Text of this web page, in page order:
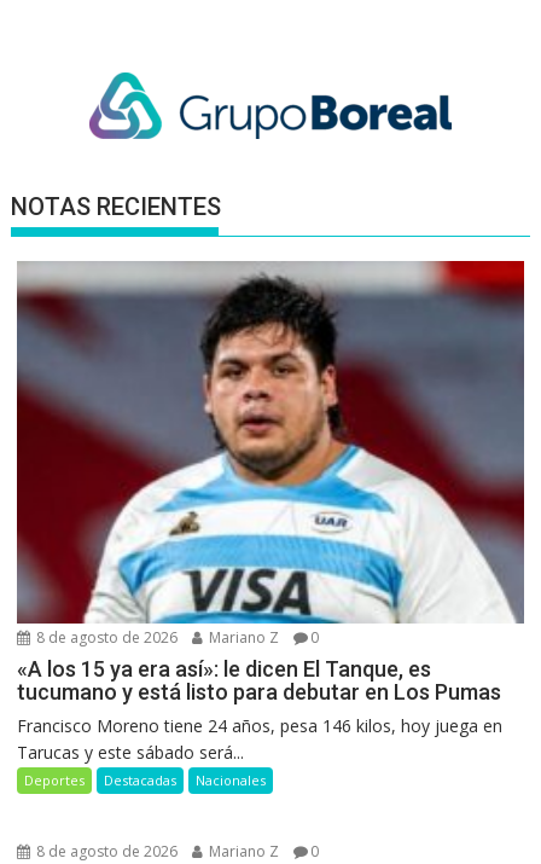
NOTAS RECIENTES
8 de agosto de 2026 Mariano Z 0
«A los 15 ya era así»: le dicen El Tanque, es
tucumano y está listo para debutar en Los Pumas
Francisco Moreno tiene 24 años, pesa 146 kilos, hoy juega en
Tarucas y este sábado será...
Deportes Destacadas Nacionales
8 de agosto de 2026 Mariano Z 0